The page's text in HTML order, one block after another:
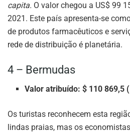
capita. O valor chegou a US$ 99
2021. Este país apresenta-se
de produtos farmacêuticos e
rede de distribuição é planetária.
4 – Bermudas
Valor atribuído: $ 110 869,5
Os turistas reconhecem esta
lindas praias, mas os